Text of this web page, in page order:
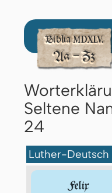
Seltene
24
Luther-Deutsch
Felix